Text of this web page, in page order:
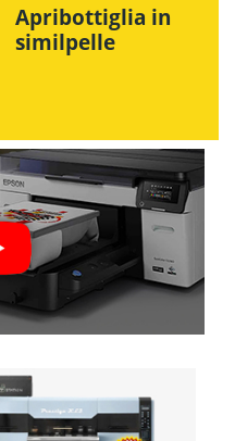
Apribottiglia in
similpelle